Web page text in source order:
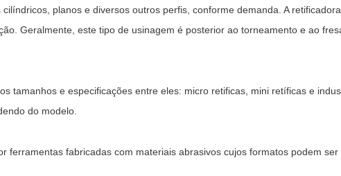
planos e diversos outros perfis, conforme demanda. A
Geralmente, este tipo de usinagem é posterior ao torneamento e ao
tamanhos e especificações entre eles: micro retificas, mini retíficas e
do modelo.
ferramentas fabricadas com materiais abrasivos cujos formatos podem